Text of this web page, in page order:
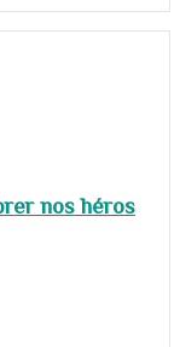
nos héros